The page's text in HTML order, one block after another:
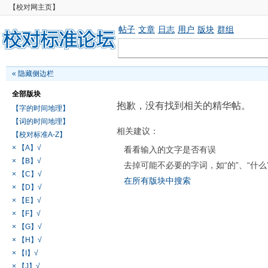
【校对网主页】
帖子 文章 日志 用户 版块 群组
« 隐藏侧边栏
全部版块
【字的时间地理】
【词的时间地理】
【校对标准A-Z】
× 【A】√
× 【B】√
× 【C】√
× 【D】√
× 【E】√
× 【F】√
× 【G】√
× 【H】√
× 【I】√
× 【J】√
抱歉，没有找到相关的精华帖。
相关建议：
看看输入的文字是否有误
去掉可能不必要的字词，如“的”、“什么
在所有版块中搜索